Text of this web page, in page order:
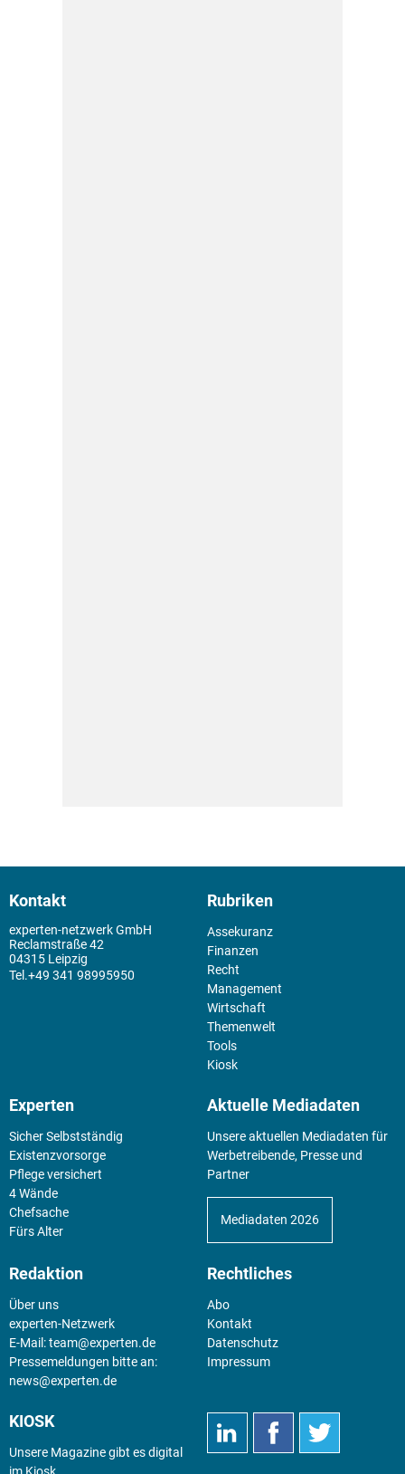
Kontakt
experten-netzwerk GmbH
Reclamstraße 42
04315 Leipzig
+49 341 98995950
Rubriken
Assekuranz
Finanzen
Recht
Management
Wirtschaft
Themenwelt
Tools
Kiosk
Experten
Sicher Selbstständig
Existenz­vorsorge
Pflege versichert
4 Wände
Chefsache
Fürs Alter
Aktuelle Mediadaten
Unsere aktuellen Mediadaten für
Werbetreibende, Presse und
Partner
Mediadaten 2026
Redaktion
Über uns
experten-Netzwerk
E-Mail:team@experten.de
Pressemeldungen bitte an:
news@experten.de
Rechtliches
Abo
Kontakt
Datenschutz
Impressum
KIOSK
Unsere Magazine gibt es digital
im Kiosk